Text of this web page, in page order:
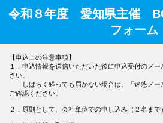
令和８年度 愛知県主催
フォーム
【申込上の注意事項】
１．申込情報を送信いただいた後に申込受付のメ
さい。
しばらく経っても届かない場合は、「迷惑メー
ご確認ください。
２．原則として、会社単位での申し込み（２名まで